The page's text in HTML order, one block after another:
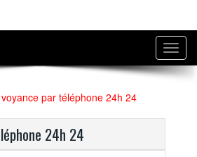
voyance par téléphone 24h 24
24h 24